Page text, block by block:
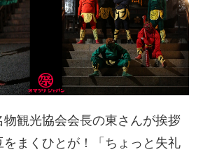
観光協会会長の東さんが挨拶
をまくひとが！「ちょっと失礼